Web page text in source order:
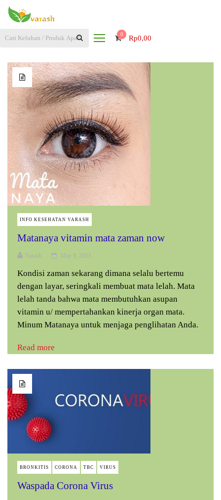
0 Rp0,00
INFO KESEHATAN VARASH
Matanaya vitamin mata zaman now
Varash May 8, 2023
Kondisi zaman sekarang dimana selalu bertemu
dengan layar, seringkali membuat mata lelah. Mata
lelah tanda bahwa mata membutuhkan asupan
vitamin u/ mempertahankan kinerja organ mata.
Minum Matanaya untuk menjaga penglihatan Anda.
Read more
BRONKITIS CORONA TBC VIRUS
Waspada Corona Virus